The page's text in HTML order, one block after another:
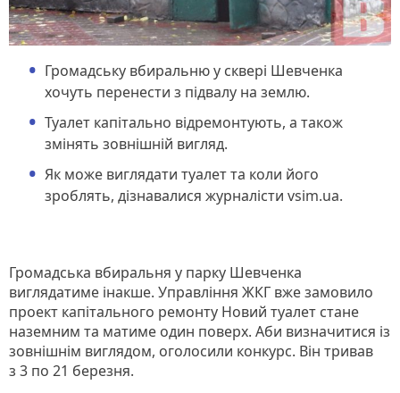
Громадську вбиральню у сквері Шевченка
хочуть перенести з підвалу на землю.
Туалет капітально відремонтують, а також
змінять зовнішній вигляд.
Як може виглядати туалет та коли його
зроблять, дізнавалися журналісти vsim.ua.
Громадська вбиральня у парку Шевченка
виглядатиме інакше. Управління ЖКГ вже замовило
проект капітального ремонту Новий туалет стане
наземним та матиме один поверх. Аби визначитися із
зовнішнім виглядом, оголосили конкурс. Він тривав
з 3 по 21 березня.